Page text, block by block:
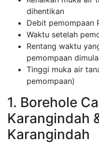
dihentikan
Debit pemompaan
Waktu setelah
Rentang waktu
pemompaan
Tinggi muka air
pemompaan)
1. Borehole
Karangindah
Karangindah